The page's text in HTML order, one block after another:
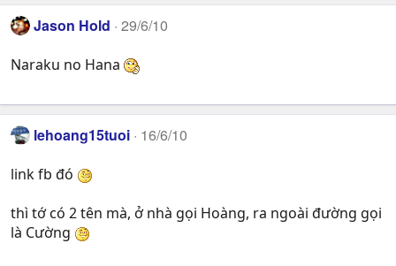
Jason Hold 29/6/10
Naraku no Hana
lehoang15tuoi 16/6/10
link fb đó
thì tớ có 2 tên mà, ở nhà gọi Hoàng, ra ngoài đường gọi
là Cường